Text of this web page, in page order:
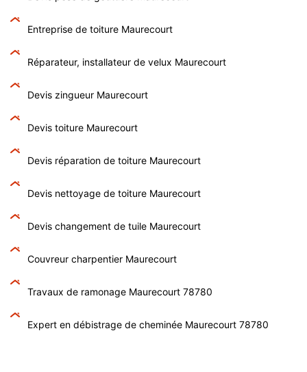
Entreprise de toiture Maurecourt
Réparateur, installateur de velux Maurecourt
Devis zingueur Maurecourt
Devis toiture Maurecourt
Devis réparation de toiture Maurecourt
Devis nettoyage de toiture Maurecourt
Devis changement de tuile Maurecourt
Couvreur charpentier Maurecourt
Travaux de ramonage Maurecourt 78780
Expert en débistrage de cheminée Maurecourt 78780